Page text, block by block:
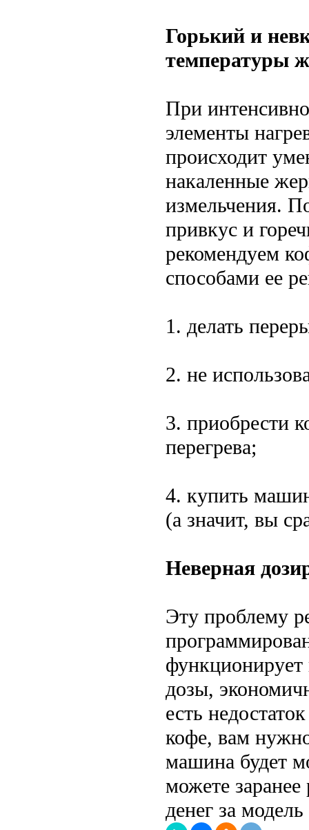
Горький и
температуры
При
элементы
происходит
накаленные
измельчения.
привкус и
рекомендуем
способами ее
1. делать
2. не
3. приобрести
перегрева;
4. купить
(а значит, вы
Неверная
Эту проблему
дозы,
есть
кофе, вам
машина будет
можете
денег за